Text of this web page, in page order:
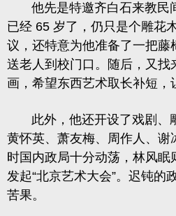
他先是特邀齐白石来教民
已经 65 岁了，仍只是个雕花
议，还特意为他准备了一把藤
送老人到校门口。随后，又找
画，希望东西艺术取长补短，
此外，他还开设了戏剧、雕
黄怀英、萧友梅、周作人、谢
时国内政局十分动荡，林风眠
发起“北京艺术大会”。迟钝的
苦果。